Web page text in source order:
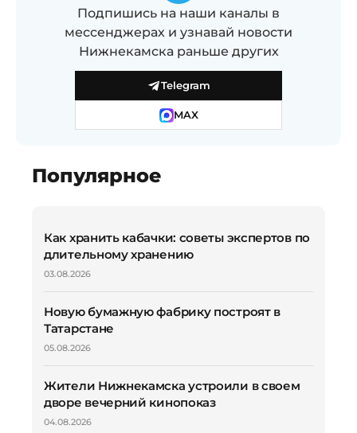
Подпишись на наши каналы в
мессенджерах и узнавай новости
Нижнекамска раньше других
Telegram
MAX
Популярное
Как хранить кабачки: советы экспертов по
длительному хранению
03.08.2026
Новую бумажную фабрику построят в
Татарстане
05.08.2026
Жители Нижнекамска устроили в своем
дворе вечерний кинопоказ
04.08.2026